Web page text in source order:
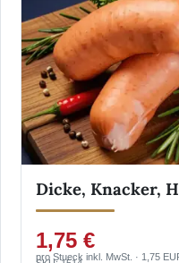
Dicke, Knacker,
1,75 €
pro Stueck inkl. MwSt. · 1,75